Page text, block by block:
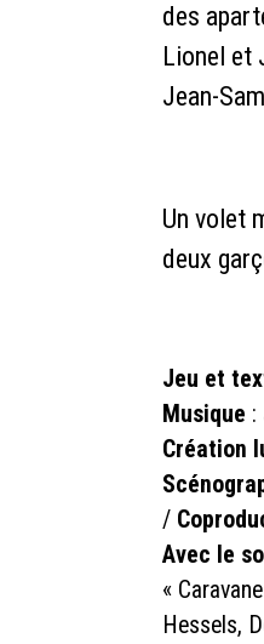
des
Lionel et
Jean-
Un volet
deux
Jeu et
Musique :
Création
/
Avec le
«
Hessels,